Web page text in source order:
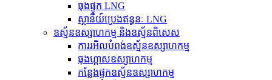
ធុងផ្ទុក LNG
ស្ថានីយ៍ប្រេងឥន្ធនៈ LNG
ឧស្ម័នឧស្សាហកម្ម និងឧស្ម័នពិសេស
ការរអិលបំពង់ឧស្ម័នឧស្សាហកម្ម
ធុងហ្គាសឧស្សាហកម្ម
កន្លែងផ្ទុកឧស្ម័នឧស្សាហកម្ម